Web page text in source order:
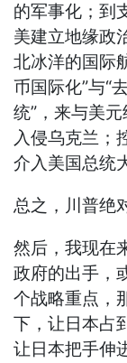
的军事化；到
美建立地缘政
北冰洋的国际
币国际化”与“
统”，来与美
入侵乌克兰；
介入美国总统
总之，川普绝
然后，我现在
政府的出手，
个战略重点，
下，让日本占
让日本把手伸